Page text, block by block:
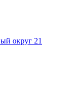
округ 21